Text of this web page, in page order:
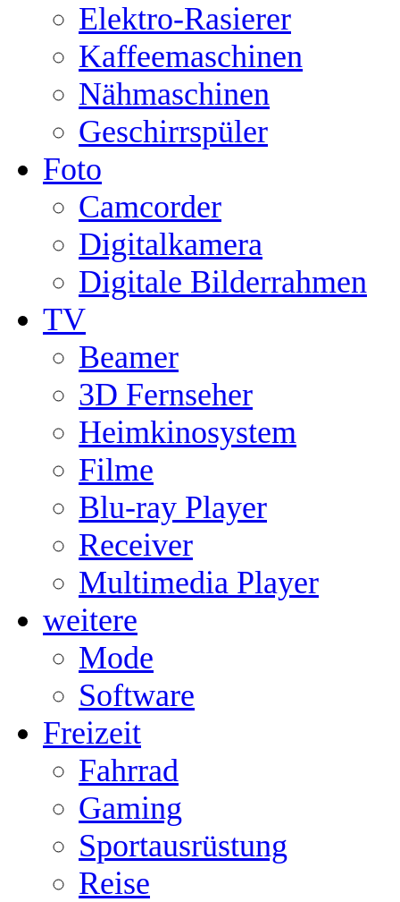
Elektro-Rasierer
Kaffeemaschinen
Nähmaschinen
Geschirrspüler
Foto
Camcorder
Digitalkamera
Digitale Bilderrahmen
TV
Beamer
3D Fernseher
Heimkinosystem
Filme
Blu-ray Player
Receiver
Multimedia Player
weitere
Mode
Software
Freizeit
Fahrrad
Gaming
Sportausrüstung
Reise